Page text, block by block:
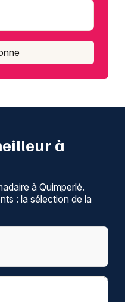
à
à Quimperlé.
: la sélection de la